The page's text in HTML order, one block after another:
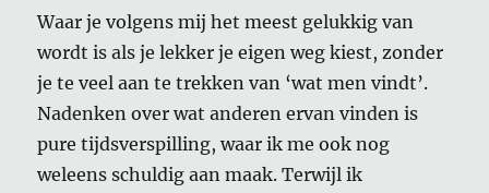
Waar je volgens mij het meest gelukkig van
wordt is als je lekker je eigen weg kiest, zonder
je te veel aan te trekken van ‘wat men vindt’.
Nadenken over wat anderen ervan vinden is
pure tijdsverspilling, waar ik me ook nog
weleens schuldig aan maak. Terwijl ik